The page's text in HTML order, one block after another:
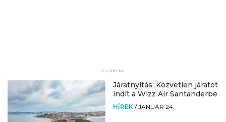
Járatnyitás: Közvetlen járatot
indít a Wizz Air Santanderbe
HÍREK /JANUÁR 24.